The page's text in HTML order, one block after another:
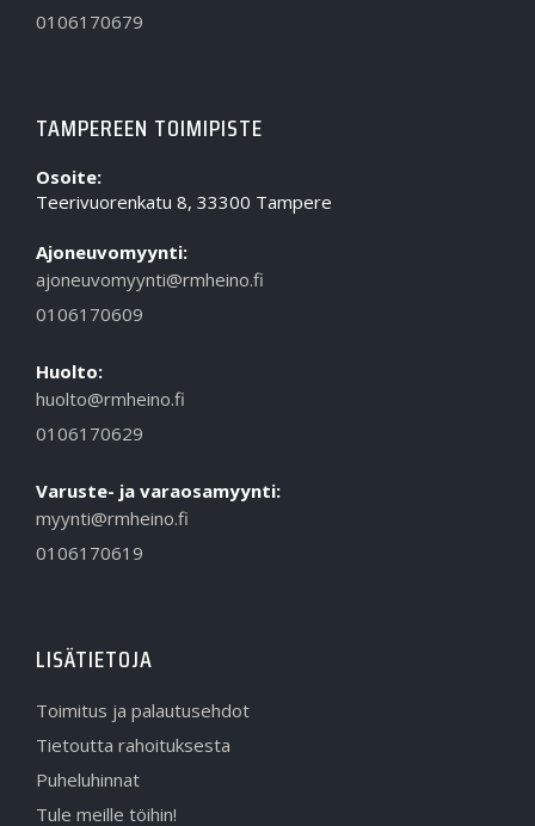
0106170679
TAMPEREEN TOIMIPISTE
Osoite:
Teerivuorenkatu 8, 33300 Tampere
Ajoneuvomyynti:
ajoneuvomyynti@rmheino.fi
0106170609
Huolto:
huolto@rmheino.fi
0106170629
Varuste- ja varaosamyynti:
myynti@rmheino.fi
0106170619
LISÄTIETOJA
Toimitus ja palautusehdot
Tietoutta rahoituksesta
Puheluhinnat
Tule meille töihin!